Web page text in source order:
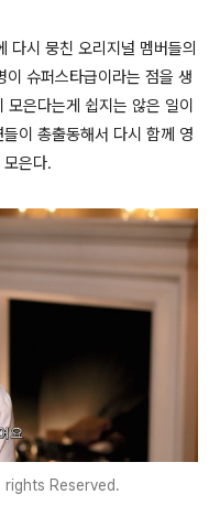
시 뭉친 오리지널 멤버들의
슈퍼스타급이라는 점을 생
은다는게 쉽지는 않은 일이
이 총출동해서 다시 함께 영
은다.
Reserved.